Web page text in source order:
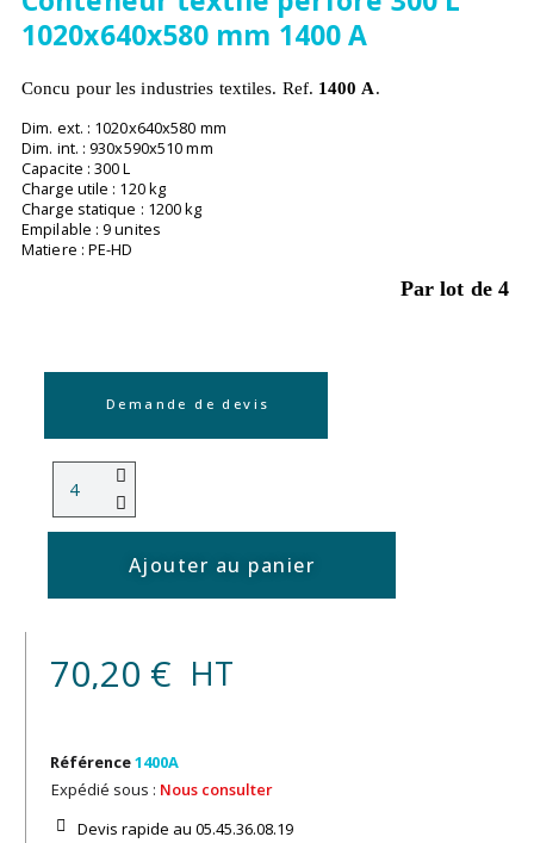
1020x640x580 mm 1400 A
Concu pour les industries textiles. Ref. 1400 A.
Dim. ext. : 1020x640x580 mm
Dim. int. : 930x590x510 mm
Capacite : 300 L
Charge utile : 120 kg
Charge statique : 1200 kg
Empilable : 9 unites
Matiere : PE-HD
Par lot de 4
Demande de devis
Ajouter au panier
70,20 € HT
Référence1400A
Expédié sous : Nous consulter
Devis rapide au 05.45.36.08.19​